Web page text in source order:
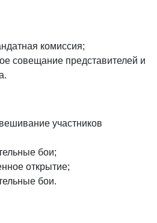
комиссия;
совещание представителей и
участников
бои;
открытие;
бои.